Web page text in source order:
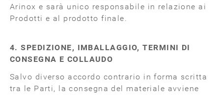
Arinox e sarà unico responsabile in relazione ai
Prodotti e al prodotto finale.
4. SPEDIZIONE, IMBALLAGGIO, TERMINI DI
CONSEGNA E COLLAUDO
Salvo diverso accordo contrario in forma scritta
tra le Parti, la consegna del materiale avviene